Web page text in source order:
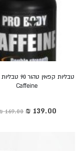
Caffeine
מחיר
מיוחד